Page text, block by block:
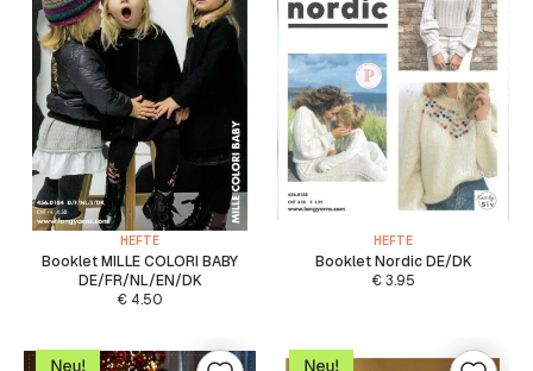
HEFTE
Booklet MILLE COLORI BABY
DE/FR/NL/EN/DK
€ 4.50
HEFTE
Booklet Nordic DE/DK
€3.95